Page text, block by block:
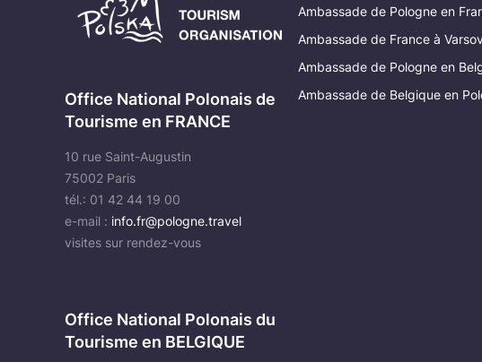
Office National Polonais de
Tourisme en FRANCE
10 rue Saint-Augustin
75002 Paris
tél.: 01 42 44 19 00
e-mail : info.fr@pologne.travel
visites sur rendez-vous
Office National Polonais du
Tourisme en BELGIQUE
Ambassade de Pologne en
Ambassade de France à
Ambassade de Pologne en
Ambassade de Belgique en